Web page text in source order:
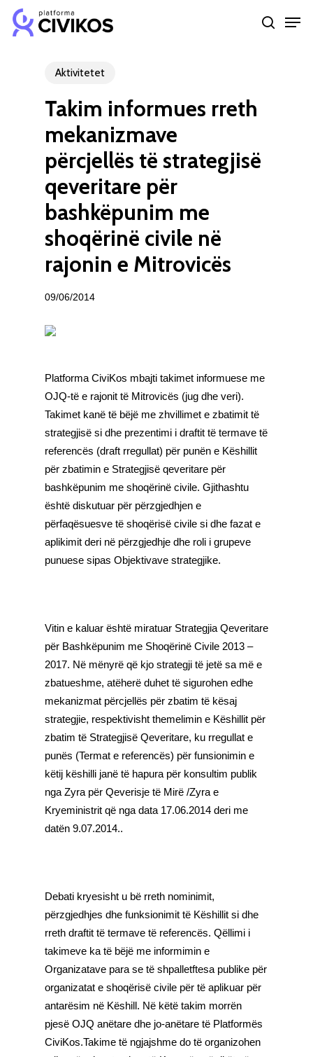
Skip
search
Aktivitetet
Takim informues rreth
mekanizmave
përcjellës të strategjisë
qeveritare për
bashkëpunim me
shoqërinë civile në
rajonin e Mitrovicës
09/06/2014
Platforma CiviKos mbajti takimet informuese me
OJQ-të e rajonit të Mitrovicës (jug dhe veri).
Takimet kanë të bëjë me zhvillimet e zbatimit të
strategjisë si dhe prezentimi i draftit të termave të
referencës (draft rregullat) për punën e Këshillit
për zbatimin e Strategjisë qeveritare për
bashkëpunim me shoqërinë civile. Gjithashtu
është diskutuar për përzgjedhjen e
përfaqësuesve të shoqërisë civile si dhe fazat e
aplikimit deri në përzgjedhje dhe roli i grupeve
punuese sipas Objektivave strategjike.
Vitin e kaluar është miratuar Strategjia Qeveritare
për Bashkëpunim me Shoqërinë Civile 2013 –
2017. Në mënyrë që kjo strategji të jetë sa më e
zbatueshme, atëherë duhet të sigurohen edhe
mekanizmat përcjellës për zbatim të kësaj
strategjie, respektivisht themelimin e Këshillit për
zbatim të Strategjisë Qeveritare, ku rregullat e
punës (Termat e referencës) për funsionimin e
këtij këshilli janë të hapura për konsultim publik
nga Zyra për Qeverisje të Mirë /Zyra e
Kryeministrit që nga data 17.06.2014 deri me
datën 9.07.2014..
Debati kryesisht u bë rreth nominimit,
përzgjedhjes dhe funksionimit të Këshillit si dhe
rreth draftit të termave të referencës. Qëllimi i
takimeve ka të bëjë me informimin e
Organizatave para se të shpalletftesa publike për
organizatat e shoqërisë civile për të aplikuar për
antarësim në Këshill. Në këtë takim morrën
pjesë OJQ anëtare dhe jo-anëtare të Platformës
CiviKos.Takime të ngjajshme do të organizohen